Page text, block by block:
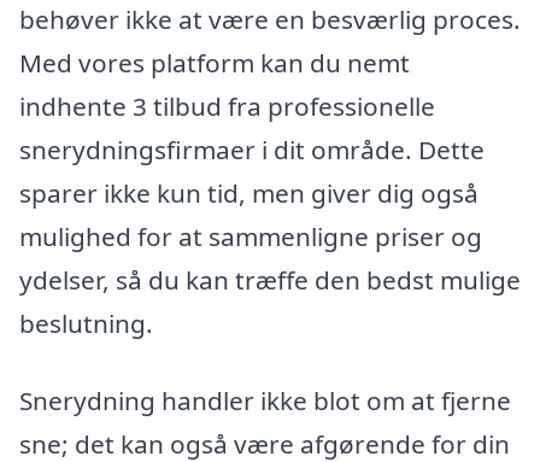
behøver ikke at være en besværlig proces.
Med vores platform kan du nemt
indhente 3 tilbud fra professionelle
snerydningsfirmaer i dit område. Dette
sparer ikke kun tid, men giver dig også
mulighed for at sammenligne priser og
ydelser, så du kan træffe den bedst mulige
beslutning.
Snerydning handler ikke blot om at fjerne
sne; det kan også være afgørende for din